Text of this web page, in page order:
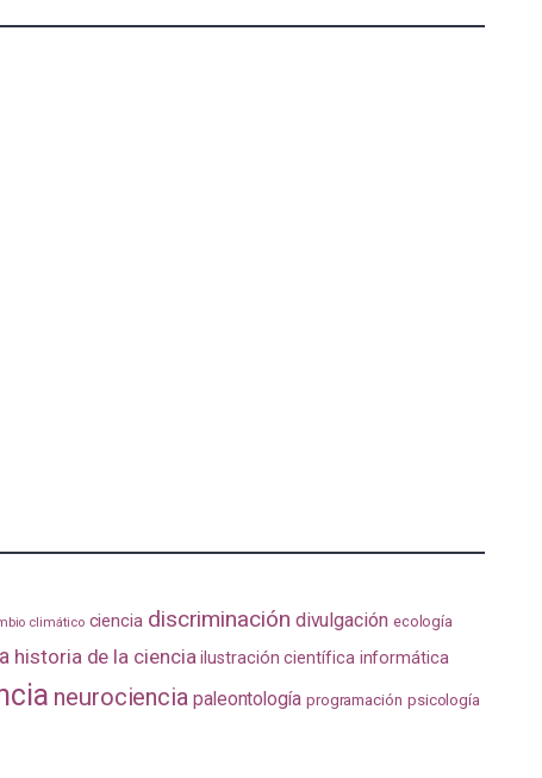
climático ciencia discriminación divulgación ecología
historia de la ciencia ilustración científica informática
neurociencia paleontología programación psicología